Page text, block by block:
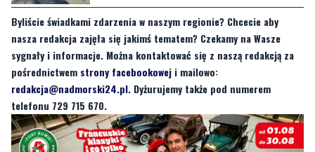
sygnały i informacje. Można kontaktować się z naszą redakcją za
pośrednictwemstrony facebookoweji mailowo:
redakcja@nadmorski24.pl. Dyżurujemy także pod numerem
telefonu 729 715 670.